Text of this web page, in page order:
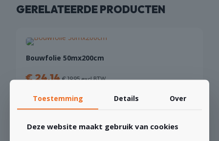
GERELATEERDE PRODUCTEN
Bouwfolie 50mx200cm
€24,14 €19,95excl BTW
TOEVOEGEN AAN WINKELWAGEN
Toestemming Details Over
Deze website maakt gebruik van cookies